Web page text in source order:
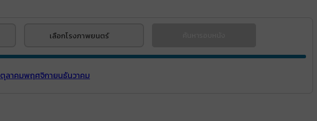
เลือกโรงภาพยนตร์
ตุลาคมพฤศจิกายนธันวาคม